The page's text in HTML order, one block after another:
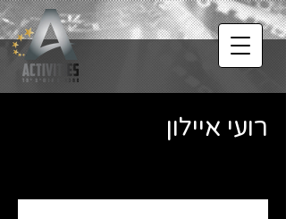
רועי איילון